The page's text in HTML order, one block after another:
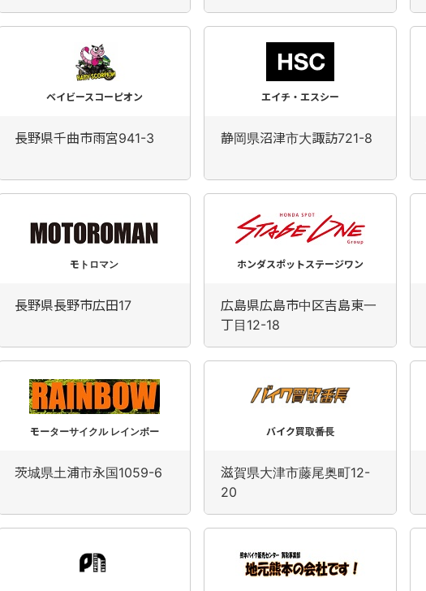
ベイビースコーピオン
長野県千曲市雨宮941-3
エイチ・エスシー
静岡県沼津市大諏訪721-8
モトロマン
長野県長野市広田17
ホンダスポットステージワン
広島県広島市中区吉島東一
丁目12-18
モーターサイクル レインボー
茨城県土浦市永国1059-6
バイク買取番長
滋賀県大津市藤尾奥町12-
20